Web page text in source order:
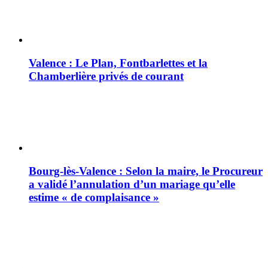
Valence : Le Plan, Fontbarlettes et la
Chamberlière privés de courant
Bourg-lès-Valence : Selon la maire, le Procureur
a validé l’annulation d’un mariage qu’elle
estime « de complaisance »